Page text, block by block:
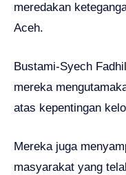
meredakan
Aceh.
Bustami-Syech
mereka
atas kepentingan
Mereka juga
masyarakat yang